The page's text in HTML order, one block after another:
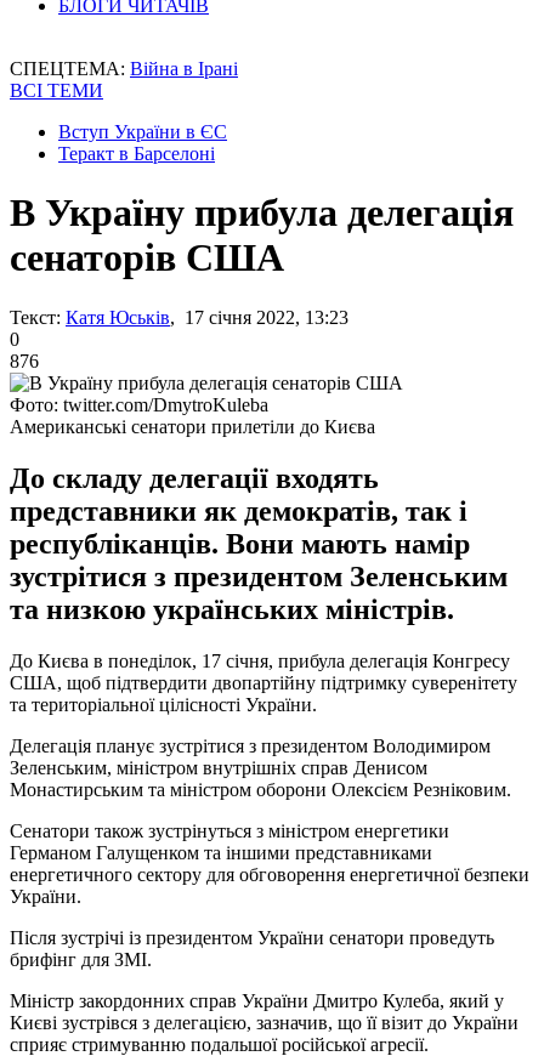
БЛОГИ ЧИТАЧІВ
СПЕЦТЕМА: Війна в Ірані
ВСІ ТЕМИ
Вступ України в ЄС
Теракт в Барселоні
В Україну прибула делегація
сенаторів США
Текст: Катя Юськів, 17 січня 2022, 13:23
0
876
Фото: twitter.com/DmytroKuleba
Американські сенатори прилетіли до Києва
До складу делегації входять
представники як демократів, так і
республіканців. Вони мають намір
зустрітися з президентом Зеленським
та низкою українських міністрів.
До Києва в понеділок, 17 січня, прибула делегація Конгресу
США, щоб підтвердити двопартійну підтримку суверенітету
та територіальної цілісності України.
Делегація планує зустрітися з президентом Володимиром
Зеленським, міністром внутрішніх справ Денисом
Монастирським та міністром оборони Олексієм Резніковим.
Сенатори також зустрінуться з міністром енергетики
Германом Галущенком та іншими представниками
енергетичного сектору для обговорення енергетичної безпеки
України.
Після зустрічі із президентом України сенатори проведуть
брифінг для ЗМІ.
Міністр закордонних справ України Дмитро Кулеба, який у
Києві зустрівся з делегацією, зазначив, що її візит до України
сприяє стримуванню подальшої російської агресії.